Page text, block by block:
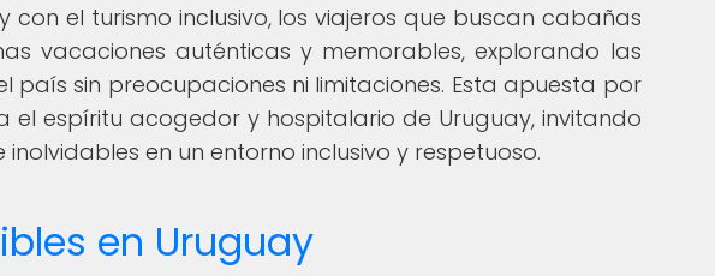
el turismo inclusivo, los viajeros que buscan cabañas
vacaciones auténticas y memorables, explorando las
país sin preocupaciones ni limitaciones. Esta apuesta por
el espíritu acogedor y hospitalario de Uruguay, invitando
en un entorno inclusivo y respetuoso.
en Uruguay